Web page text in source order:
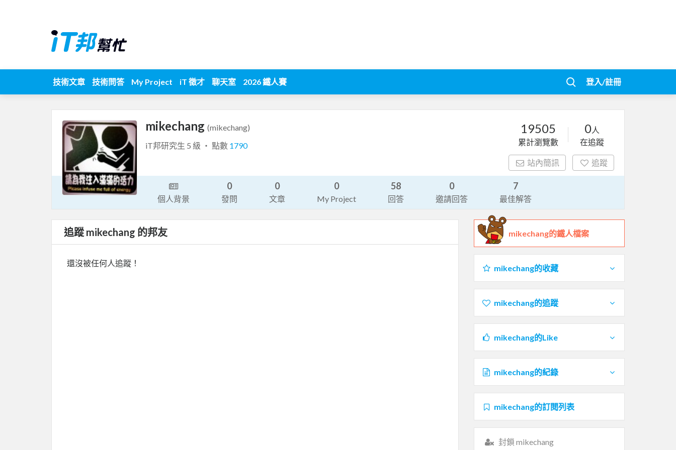
技術文章 技術問答 My Project iT 徵才 聊天室 2026 鐵人賽 登入/註冊
mikechang (mikechang)
iT邦研究生 5 級 ‧ 點數 1790
19505
累計瀏覽數
0人
在追蹤
站內簡訊 追蹤
個人背景
0
發問
0
文章
0
My Project
58
回答
0
邀請回答
7
最佳解答
追蹤 mikechang 的邦友
還沒被任何人追蹤！
mikechang的鐵人檔案
mikechang的收藏
mikechang的追蹤
mikechang的Like
mikechang的紀錄
mikechang的訂閱列表
封鎖 mikechang